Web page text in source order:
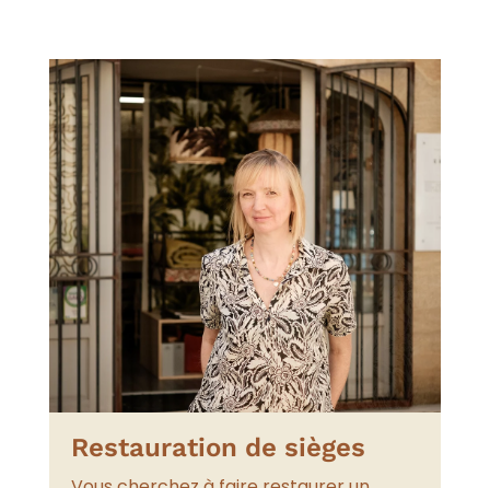
Restauration de sièges